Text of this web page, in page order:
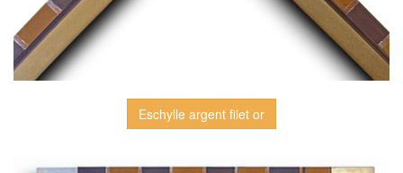
Eschylle argent filet or